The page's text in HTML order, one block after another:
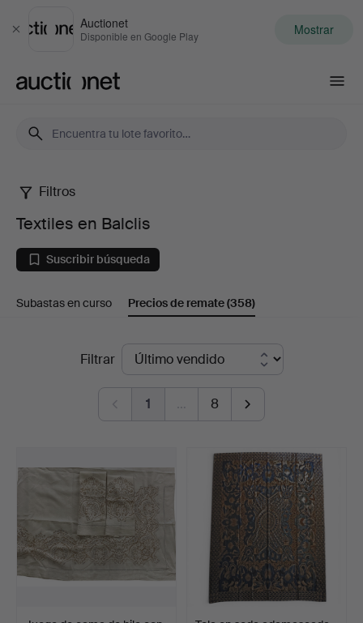
Cerrar
Auctionet
Disponible en Google Play Mostrar
Textiles
en
Balclis
Filtros
Textiles en Balclis
Suscribir búsqueda
Subastas en curso Precios de remate(358)
Filtrar
1 … 8